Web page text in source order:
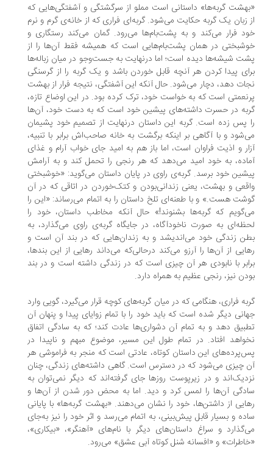
گربه‌ها» داستانی است مملو از سرگشتگی و آشفتگی‌هایی که
زبان یک گربه حکایت می‌شود. گربه‌ای فراری که از خانه‌ی گرم و نرم
فرار می‌کند و به پشت‌بام‌ها می‌رود. گمان می‌کند رستگاری و
در همان پشت‌بام‌هایی است که همیشه فقط آن‌ها را از
شیشه‌ها دیده است؛ اما درنهایت به جست‌وجو در میان زباله‌ها
پیدا کردن هر آنچه قابل خوردن باشد و یک گربه را از گرسنگی
دهد، دچار می‌شود. حال آنکه این آشفتگی، نتیجه فرار از بهشت
است که به خواست خود، ترک کرده بود. در این اوضاع تازه،
در حسرت داشته‌های پیشین خود است که به دست خود، آن‌ها
پس زده است. گربه این داستان درنهایت از تصمیم خود پشیمان
و با آگاهی بر اینکه برگشت به خانه صاحب‌اش برابر با تنبیه،
و اذیت فراوان است، اما باز هم به امید جای خواب آرام و غذای
به خود امید می‌دهد که هر رنجی را تحمل کند و به آرامش
خود برسد. گربه‌ی راوی در پایان داستان می‌گوید: «خوشبختی
و بهشت، یعنی زندانی‌بودن و کتک‌خوردن در اتاقی که در آن
هست.» و با طعنه‌ای تلخ داستان را به اتمام می‌رساند: «این را
که گربه‌ها بشنوند!» حال آنکه مخاطب داستان، خود را
به صورت ناخودآگاه، در جایگاه گربه‌ی راوی می‌گذارد، به
زندگی خود می‌اندیشد و به زندان‌هایی که در بند آن است و
از آن‌ها را آرزو می‌کند درحالی‌که می‌داند رهایی از این بندها،
با نابودی هر ‌آن چیزی است که در زندگی داشته است و در بند
نیز، رنجی عظیم به همراه دارد.
فراری، هنگامی که در میان گربه‌های کوچه قرار می‌گیرد، گویی وارد
دیگر شده است که باید خود را با تمام زوایای پیدا و پنهان آن
دهد و به تمام آن دشواری‌ها عادت کند؛ که به سادگی اتفاق
افتاد. در تمام طول این مسیر، موضوع مبهم و ناپیدا در
این داستان کوتاه، عادتی است که منجر به فراموشی هر
چیزی می‌شود که در دسترس است. گاهی داشته‌های زندگی، چنان
و در زیرپوست روزها جای گرفته‌اند که دیگر نمی‌توان به
آن‌ها را لمس کرد و دید. اما به محض دور شدن از آن‌ها و
از داشتن‌ها، خود را نشان می‌دهند. «بهشت گربه‌ها» با پایانی
و بسیار قابل پیش‌بینی، به اتمام می‌رسد و اثر خود را نیز به‌جای
و سراغ داستان‌های دیگر با نام‌های «آهنگر»، «بیکاری»،
و «افسانه شنل کوتاه آبی عشق» می‌رود.